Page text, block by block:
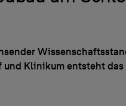
und Klinikum entsteht